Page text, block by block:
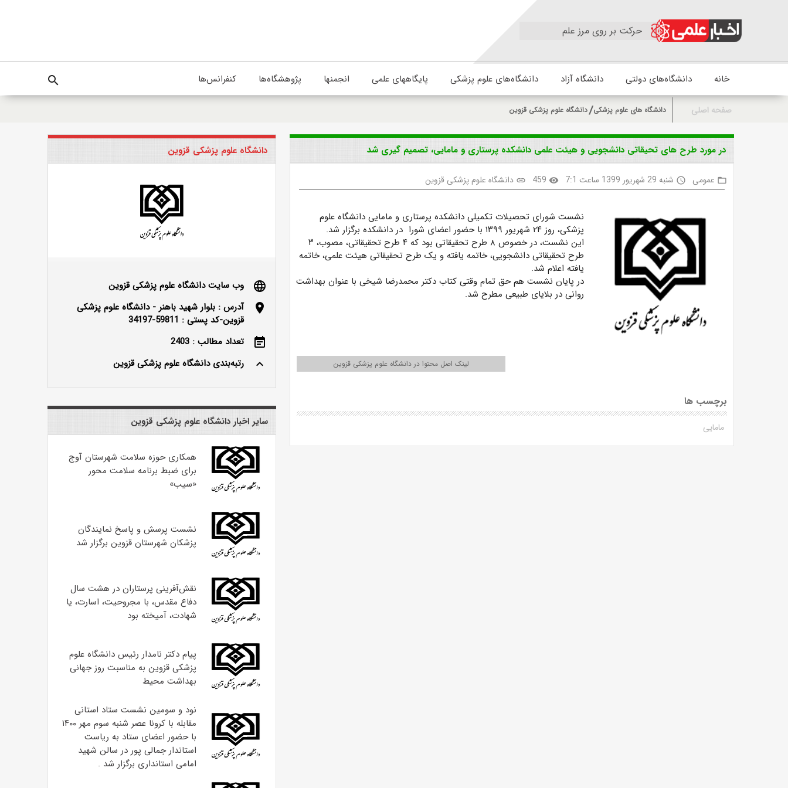
حرکت بر روی مرز علم
خانه دانشگاه‌های دولتی دانشگاه آزاد دانشگاه‌های علوم پزشکی پایگاههای علمی انجمنها پژوهشگاه‌ها کنفرانس‌ها search
صفحه اصلی دانشگاه های علوم پزشکی دانشگاه علوم پزشکی قزوین
در مورد طرح های تحیقاتی دانشجویی و هیئت علمی دانشکده پرستاری و مامایی، تصمیم گیری شد
folder_open عمومی access_time شنبه 29 شهریور 1399 ساعت 7:1 visibility
459
link دانشگاه علوم پزشکی قزوین
نشست شورای تحصیلات تکمیلی دانشکده پرستاری و مامایی دانشگاه علوم
پزشکی، روز ۲۴ شهریور ۱۳۹۹ با حضور اعضای شورا در دانشکده برگزار شد.
این نشست، در خصوص ۸ طرح تحقیقاتی بود که ۴ طرح تحقیقاتی، مصوب، ۳
طرح تحقیقاتی دانشجویی، خاتمه یافته و یک طرح تحقیقاتی هیئت علمی، خاتمه
یافته اعلام شد.
در پایان نشست هم حق تمام وقتی کتاب دکتر محمدرضا شیخی با عنوان بهداشت
روانی در بلایای طبیعی مطرح شد.
لینک اصل محتوا در دانشگاه علوم پزشکی قزوین
برچسب ها
مامایی
دانشگاه علوم پزشکی قزوین
language
وب سایت دانشگاه علوم پزشکی قزوین
location_on
آدرس : بلوار شهید باهنر - دانشگاه علوم پزشکی
قزوین-کد پستی : 59811-34197
event_note
تعداد مطالب : 2403
keyboard_arrow_up
رتبه‌بندی دانشگاه علوم پزشکی قزوین
سایر اخبار دانشگاه علوم پزشکی قزوین
همکاری حوزه سلامت شهرستان آوج
برای ضبط برنامه سلامت محور
«سیب»
نشست پرسش و پاسخ نمایندگان
پزشکان شهرستان قزوین برگزار شد
نقش‌آفرینی پرستاران در هشت سال
دفاع مقدس، با مجروحیت، اسارت، یا
شهادت، آمیخته بود
پیام دکتر نامدار رئیس دانشگاه علوم
پزشکی قزوین به مناسبت روز جهانی
بهداشت محیط
نود و سومین نشست ستاد استانی
مقابله با کرونا عصر شنبه سوم مهر ۱۴۰۰
با حضور اعضای ستاد به ریاست
استاندار جمالی پور در سالن شهید
امامی استانداری برگزار شد .